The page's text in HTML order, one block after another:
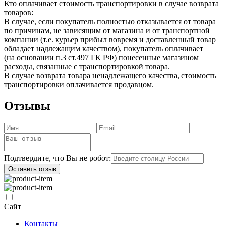
Кто оплачивает стоимость транспортировки в случае возврата
товаров:
В случае, если покупатель полностью отказывается от товара
по причинам, не зависящим от магазина и от транспортной
компании (т.е. курьер прибыл вовремя и доставленный товар
обладает надлежащим качеством), покупатель оплачивает
(на основании п.3 ст.497 ГК РФ) понесенные магазином
расходы, связанные с транспортировкой товара.
В случае возврата товара ненадлежащего качества, стоимость
транспортировки оплачивается продавцом.
Отзывы
Подтвердите, что Вы не робот:
Оставить отзыв
Сайт
Контакты